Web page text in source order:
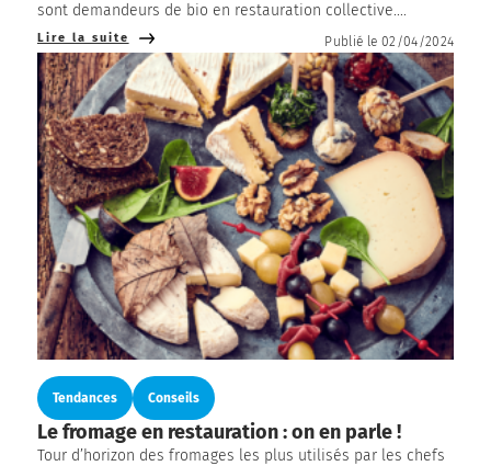
sont demandeurs de bio en restauration collective....
Lire la suite Publié le 02/04/2024
Tendances Conseils
Le fromage en restauration : on en parle !
Tour d’horizon des fromages les plus utilisés par les chefs